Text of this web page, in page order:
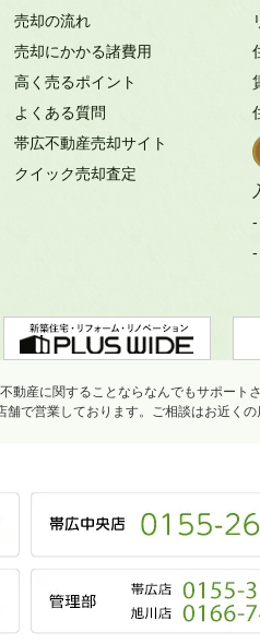
売却の流れ
売却にかかる諸費用
高く売るポイント
よくある質問
帯広不動産売却サイト
クイック売却査定
-
-
動産に関することならなんでもサポート
で営業しております。ご相談はお近くの